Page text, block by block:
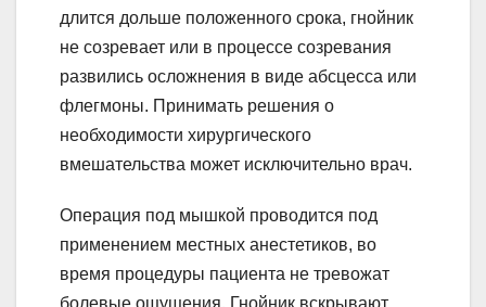
длится дольше положенного срока, гнойник
не созревает или в процессе созревания
развились осложнения в виде абсцесса или
флегмоны. Принимать решения о
необходимости хирургического
вмешательства может исключительно врач.
Операция под мышкой проводится под
применением местных анестетиков, во
время процедуры пациента не тревожат